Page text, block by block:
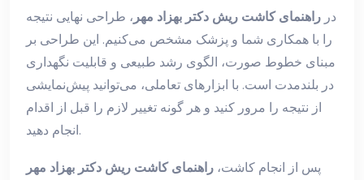
در راهنمای کاشت ریش دکتر بهزاد مهر ، طراحی نهایی نتیجه
را با همکاری شما و پزشک مشخص می‌کنیم. این طراحی بر
مبنای خطوط صورت، الگوی رشد طبیعی و قابلیت نگهداری
در بلندمدت است. با ابزارهای تعاملی، می‌توانید پیش‌نمایشی
از نتیجه را مرور کنید و هر گونه تغییر لازم را قبل از اقدام
انجام دهید.
پس از انجام کاشت، راهنمای کاشت ریش دکتر بهزاد مهر